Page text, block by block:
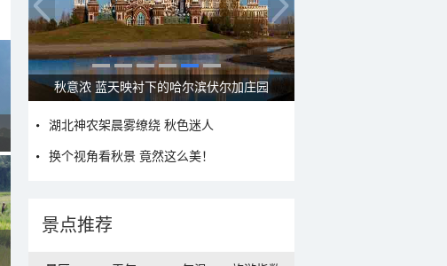
秋意浓 蓝天映衬下的哈尔滨伏尔加庄园
湖北神农架晨雾缭绕 秋色迷人
换个视角看秋景 竟然这么美！
景点推荐